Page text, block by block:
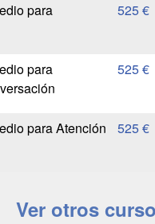
para
525 €
para
525 €
para Atención
525 €
Ver otros